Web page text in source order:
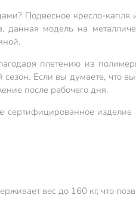
Подвесное кресло-
данная модель на
плетению из
Если вы думаете, что
после рабочего дня.
вес до 160 кг, что